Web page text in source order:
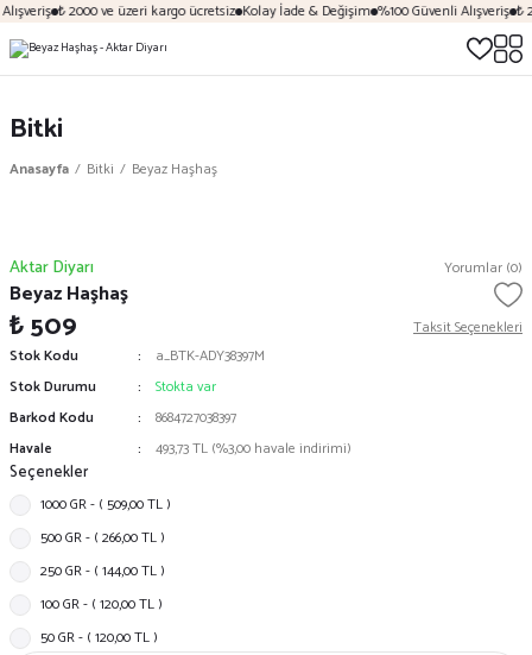
₺ 2000 ve üzeri kargo ücretsiz Kolay İade & Değişim %100 Güvenli Alışveriş ₺
Bitki
Anasayfa Bitki Beyaz Haşhaş
Aktar Diyarı Yorumlar (0)
Beyaz Haşhaş
₺ 509
Taksit Seçenekleri
Stok Kodu
a_BTK-ADY38397M
Stok Durumu
Stokta var
Barkod Kodu
8684727038397
Havale
493,73 TL (%3,00 havale indirimi)
Seçenekler
1000 GR - ( 509,00 TL )
500 GR - ( 266,00 TL )
250 GR - ( 144,00 TL )
100 GR - ( 120,00 TL )
50 GR - ( 120,00 TL )